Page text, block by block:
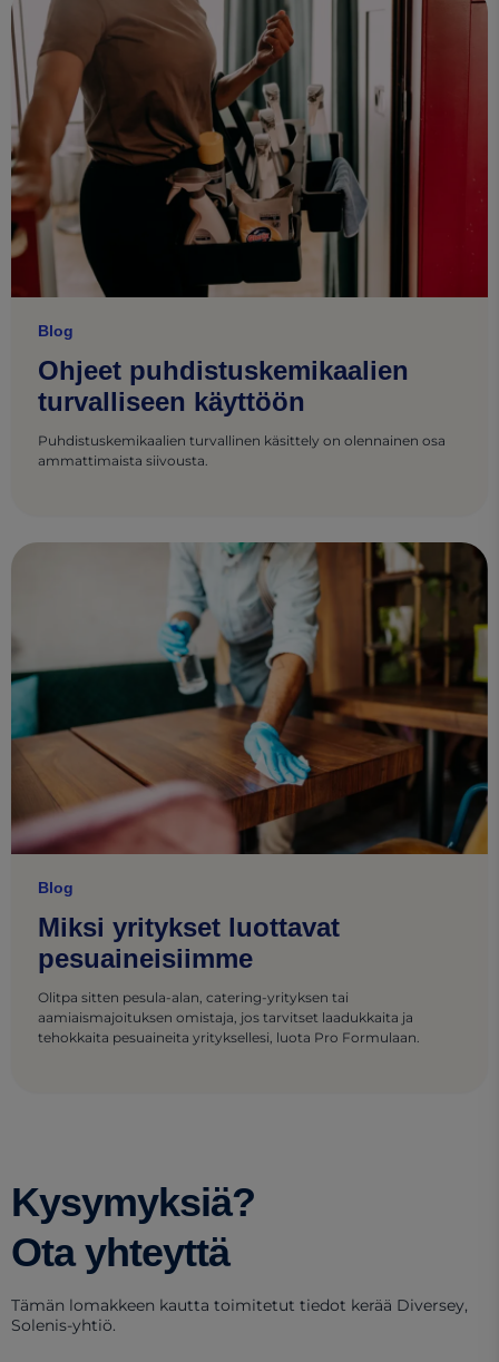
Blog
Ohjeet puhdistuskemikaalien
turvalliseen käyttöön
Puhdistuskemikaalien turvallinen käsittely on olennainen osa
ammattimaista siivousta.
Blog
Miksi yritykset luottavat
pesuaineisiimme
Olitpa sitten pesula-alan, catering-yrityksen tai
aamiaismajoituksen omistaja, jos tarvitset laadukkaita ja
tehokkaita pesuaineita yrityksellesi, luota Pro Formulaan.
Kysymyksiä?
Ota yhteyttä
Tämän lomakkeen kautta toimitetut tiedot kerää Diversey,
Solenis-yhtiö.